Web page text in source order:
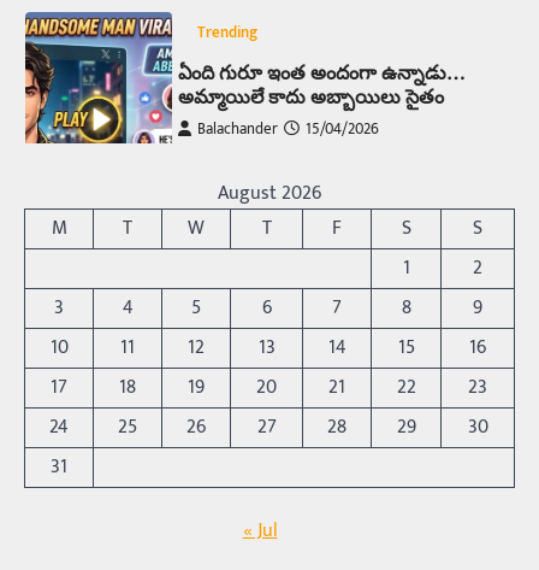
4
Trending
ఏంది గురూ ఇంత అందంగా ఉన్నాడు…
అమ్మాయిలే కాదు అబ్బాయిలు సైతం
Balachander 15/04/2026
బోమ్మ అని పిలుస్తాం. స్పెయిన్‌ అమ్మాయిలు చాలా
అందంగా ఉంటారనే నానుడి…
5
రోడ్డుపై ఏరులై పారిన బీర్లు… ఘాటుతో
మండుతున్న నోర్లు
Balachander 15/04/2026
ఉత్తర ప్రదేశ్‌లోని ఝాన్సీ జిల్లాలో ఒక వింతైన రోడ్డు
ప్రమాదం చోటుచేసుకుంది. ఝాన్సీ–కాన్పూర్ జాతీయ
రహదారిపై వేల సంఖ్యలో బీరు…
Trending
అక్కడ ఆదివారం బట్టలు ఉతికితే…జైలుకే
August 2026
M
T W T F S
S
1
2
3
4 5 6 7 8
9
10
11 12 13 14 15
16
17
18 19 20 21 22
23
24
25 26 27 28 29
30
31
« Jul